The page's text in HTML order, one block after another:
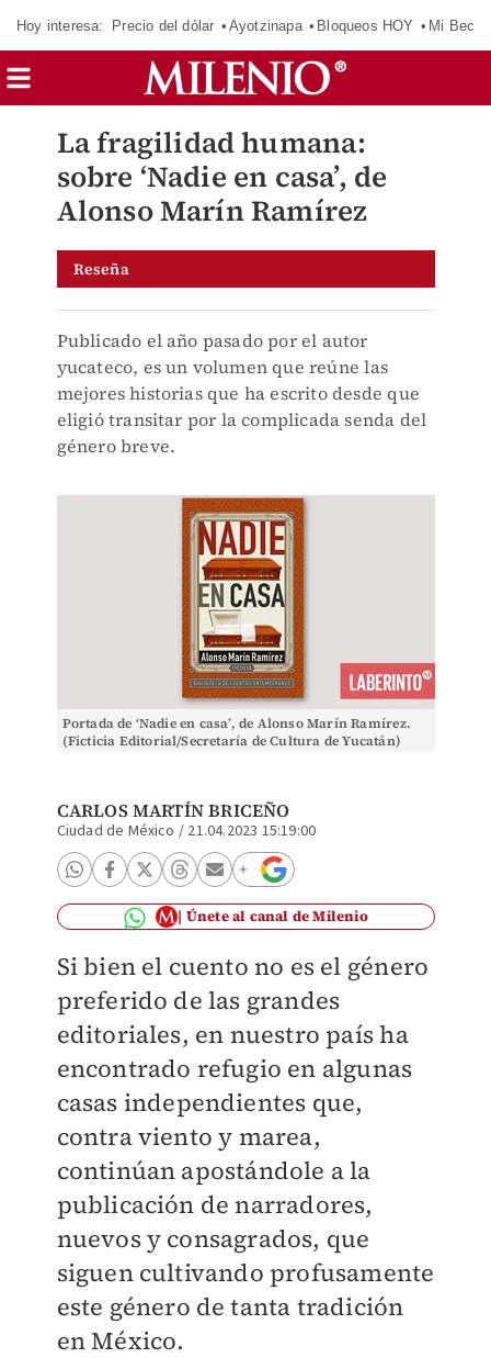
Hoy interesa: Precio del dólar Ayotzinapa Bloqueos HOY Mi Beca
La fragilidad humana:
sobre ‘Nadie en casa’, de
Alonso Marín Ramírez
Reseña
Publicado el año pasado por el autor
yucateco, es un volumen que reúne las
mejores historias que ha escrito desde que
eligió transitar por la complicada senda del
género breve.
Portada de ‘Nadie en casa’, de Alonso Marín Ramírez.
(Ficticia Editorial/Secretaría de Cultura de Yucatán)
CARLOS MARTÍN BRICEÑO
Ciudad de México / 21.04.2023 15:19:00
Únete al canal de Milenio
Si bien el cuento no es el género
preferido de las grandes
editoriales, en nuestro país ha
encontrado refugio en algunas
casas independientes que,
contra viento y marea,
continúan apostándole a la
publicación de narradores,
nuevos y consagrados, que
siguen cultivando profusamente
este género de tanta tradición
en México.